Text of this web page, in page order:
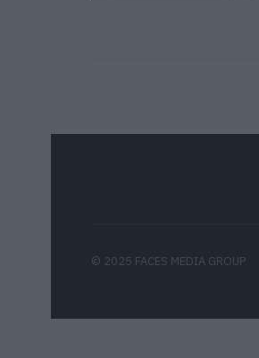
© 2025 FACES MEDIA GROUP